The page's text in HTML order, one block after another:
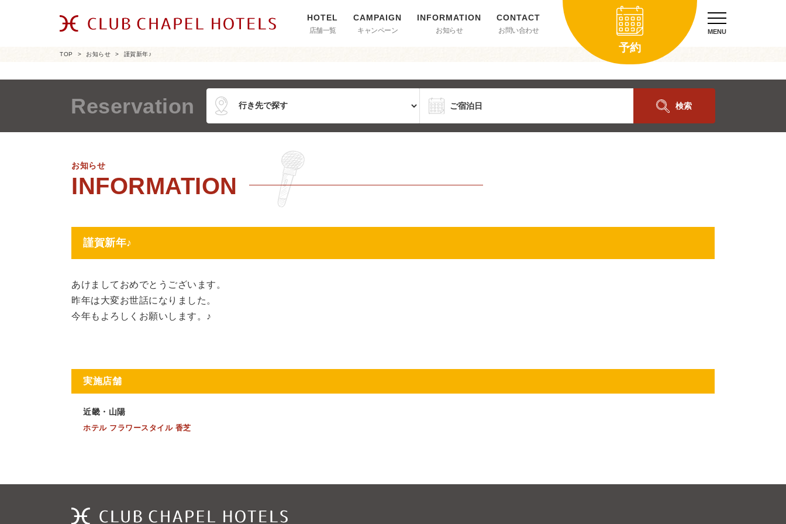
店舗一覧 キャンペーン お知らせ お問い合わせ
予約
MENU
TOP お知らせ 謹賀新年♪
Reservation 検索
お知らせ
謹賀新年♪
あけましておめでとうございます。
昨年は大変お世話になりました。
今年もよろしくお願いします。♪
実施店舗
近畿・山陽
ホテル フラワースタイル 香芝